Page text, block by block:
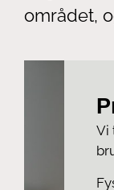
området,
Vi